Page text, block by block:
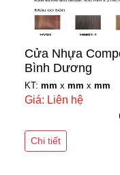
Cửa Nhựa
Bình Dương
KT: mm x mm x mm
Giá: Liên hệ
Chi tiết